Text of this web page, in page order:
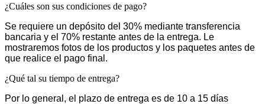
¿Cuáles son sus condiciones de pago?
Se requiere un depósito del 30% mediante transferencia
bancaria y el 70% restante antes de la entrega. Le
mostraremos fotos de los productos y los paquetes antes de
que realice el pago final.
¿Qué tal su tiempo de entrega?
Por lo general, el plazo de entrega es de 10 a 15 días